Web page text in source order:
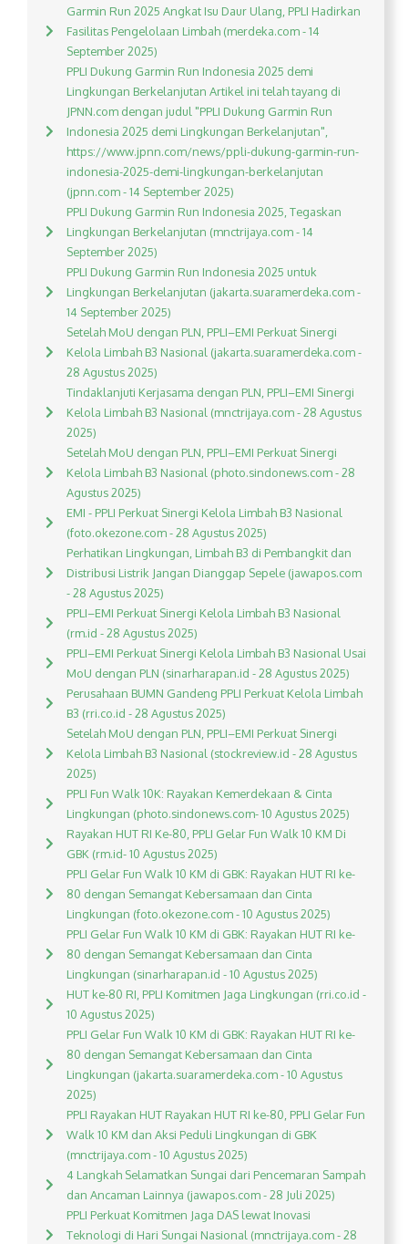
Garmin Run 2025 Angkat Isu Daur Ulang, PPLI Hadirkan
Fasilitas Pengelolaan Limbah (merdeka.com - 14
September 2025)
PPLI Dukung Garmin Run Indonesia 2025 demi
Lingkungan Berkelanjutan Artikel ini telah tayang di
JPNN.com dengan judul "PPLI Dukung Garmin Run
Indonesia 2025 demi Lingkungan Berkelanjutan",
https://www.jpnn.com/news/ppli-dukung-garmin-run-
indonesia-2025-demi-lingkungan-berkelanjutan
(jpnn.com - 14 September 2025)
PPLI Dukung Garmin Run Indonesia 2025, Tegaskan
Lingkungan Berkelanjutan (mnctrijaya.com - 14
September 2025)
PPLI Dukung Garmin Run Indonesia 2025 untuk
Lingkungan Berkelanjutan (jakarta.suaramerdeka.com -
14 September 2025)
Setelah MoU dengan PLN, PPLI–EMI Perkuat Sinergi
Kelola Limbah B3 Nasional (jakarta.suaramerdeka.com -
28 Agustus 2025)
Tindaklanjuti Kerjasama dengan PLN, PPLI–EMI Sinergi
Kelola Limbah B3 Nasional (mnctrijaya.com - 28 Agustus
2025)
Setelah MoU dengan PLN, PPLI–EMI Perkuat Sinergi
Kelola Limbah B3 Nasional (photo.sindonews.com - 28
Agustus 2025)
EMI - PPLI Perkuat Sinergi Kelola Limbah B3 Nasional
(foto.okezone.com - 28 Agustus 2025)
Perhatikan Lingkungan, Limbah B3 di Pembangkit dan
Distribusi Listrik Jangan Dianggap Sepele (jawapos.com
- 28 Agustus 2025)
PPLI–EMI Perkuat Sinergi Kelola Limbah B3 Nasional
(rm.id - 28 Agustus 2025)
PPLI–EMI Perkuat Sinergi Kelola Limbah B3 Nasional Usai
MoU dengan PLN (sinarharapan.id - 28 Agustus 2025)
Perusahaan BUMN Gandeng PPLI Perkuat Kelola Limbah
B3 (rri.co.id - 28 Agustus 2025)
Setelah MoU dengan PLN, PPLI–EMI Perkuat Sinergi
Kelola Limbah B3 Nasional (stockreview.id - 28 Agustus
2025)
PPLI Fun Walk 10K: Rayakan Kemerdekaan & Cinta
Lingkungan (photo.sindonews.com- 10 Agustus 2025)
Rayakan HUT RI Ke-80, PPLI Gelar Fun Walk 10 KM Di
GBK (rm.id- 10 Agustus 2025)
PPLI Gelar Fun Walk 10 KM di GBK: Rayakan HUT RI ke-
80 dengan Semangat Kebersamaan dan Cinta
Lingkungan (foto.okezone.com - 10 Agustus 2025)
PPLI Gelar Fun Walk 10 KM di GBK: Rayakan HUT RI ke-
80 dengan Semangat Kebersamaan dan Cinta
Lingkungan (sinarharapan.id - 10 Agustus 2025)
HUT ke-80 RI, PPLI Komitmen Jaga Lingkungan (rri.co.id -
10 Agustus 2025)
PPLI Gelar Fun Walk 10 KM di GBK: Rayakan HUT RI ke-
80 dengan Semangat Kebersamaan dan Cinta
Lingkungan (jakarta.suaramerdeka.com - 10 Agustus
2025)
PPLI Rayakan HUT Rayakan HUT RI ke-80, PPLI Gelar Fun
Walk 10 KM dan Aksi Peduli Lingkungan di GBK
(mnctrijaya.com - 10 Agustus 2025)
4 Langkah Selamatkan Sungai dari Pencemaran Sampah
dan Ancaman Lainnya (jawapos.com - 28 Juli 2025)
PPLI Perkuat Komitmen Jaga DAS lewat Inovasi
Teknologi di Hari Sungai Nasional (mnctrijaya.com - 28